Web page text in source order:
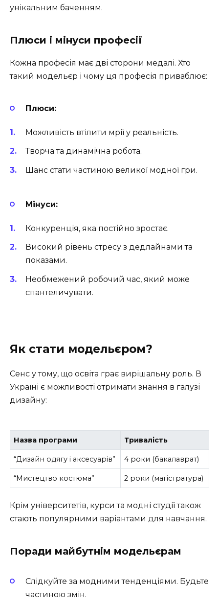
унікальним баченням.
Плюси і мінуси професії
Кожна професія має дві сторони медалі. Хто
такий модельєр і чому ця професія приваблює:
Плюси:
Можливість втілити мрії у реальність.
Творча та динамічна робота.
Шанс стати частиною великої модної гри.
Мінуси:
Конкуренція, яка постійно зростає.
Високий рівень стресу з дедлайнами та
показами.
Необмежений робочий час, який може
спантеличувати.
Як стати модельєром?
Сенс у тому, що освіта грає вирішальну роль. В
Україні є можливості отримати знання в галузі
дизайну:
Назва програми Тривалість
“Дизайн одягу і аксесуарів” 4 роки (бакалаврат)
“Мистецтво костюма” 2 роки (магістратура)
Крім університетів, курси та модні студії також
стають популярними варіантами для навчання.
Поради майбутнім модельєрам
Слідкуйте за модними тенденціями. Будьте
частиною змін.